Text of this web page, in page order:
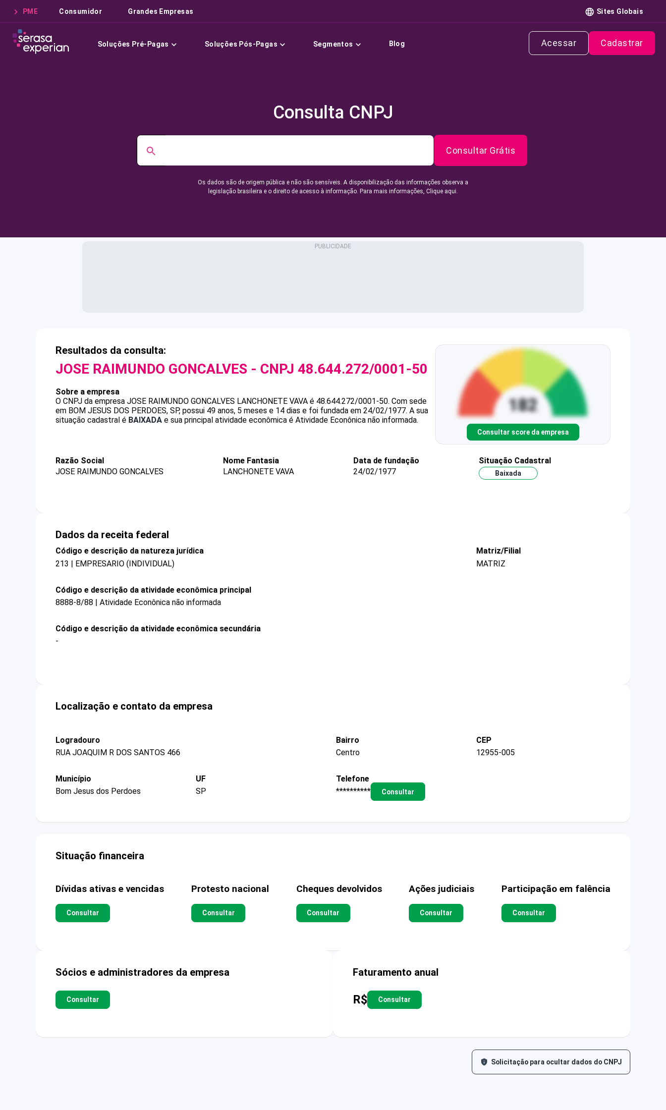
PME Consumidor Grandes Empresas Sites Globais
Soluções Pré-Pagas Soluções Pós-Pagas Segmentos Blog Acessar Cadastrar
Consulta CNPJ
Consultar Grátis
Os dados são de origem pública e não são sensíveis. A disponibilização das informações observa a
legislação brasileira e o direito de acesso à informação. Para mais informações, Clique aqui.
Resultados da consulta:
JOSE RAIMUNDO GONCALVES - CNPJ 48.644.272/0001-50
Sobre a empresa
O CNPJ da empresa JOSE RAIMUNDO GONCALVES LANCHONETE VAVA é 48.644.272/0001-50. Com sede
em BOM JESUS DOS PERDOES, SP, possui 49 anos, 5 meses e 14 dias e foi fundada em 24/02/1977. A sua
situação cadastral é BAIXADA e sua principal atividade econômica é Atividade Econônica não informada.
Consultar score da empresa
Razão Social
JOSE RAIMUNDO GONCALVES
Nome Fantasia
LANCHONETE VAVA
Data de fundação
24/02/1977
Situação Cadastral
Baixada
Dados da receita federal
Código e descrição da natureza jurídica
213 | EMPRESARIO (INDIVIDUAL)
Matriz/Filial
MATRIZ
Código e descrição da atividade econômica principal
8888-8/88 | Atividade Econônica não informada
Código e descrição da atividade econômica secundária
-
Localização e contato da empresa
Logradouro
RUA JOAQUIM R DOS SANTOS 466
Bairro
Centro
CEP
12955-005
Município
Bom Jesus dos Perdoes
UF
SP
Telefone
**********
Consultar
Situação financeira
Dívidas ativas e vencidas
Consultar
Protesto nacional
Consultar
Cheques devolvidos
Consultar
Ações judiciais
Consultar
Participação em falência
Consultar
Sócios e administradores da empresa
Consultar
Faturamento anual
R$ Consultar
Solicitação para ocultar dados do CNPJ